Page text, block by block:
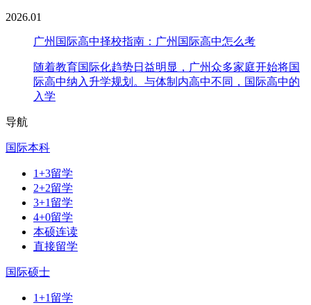
2026.01
广州国际高中择校指南：广州国际高中怎么考
随着教育国际化趋势日益明显，广州众多家庭开始将国
际高中纳入升学规划。与体制内高中不同，国际高中的
入学
导航
国际本科
1+3留学
2+2留学
3+1留学
4+0留学
本硕连读
直接留学
国际硕士
1+1留学